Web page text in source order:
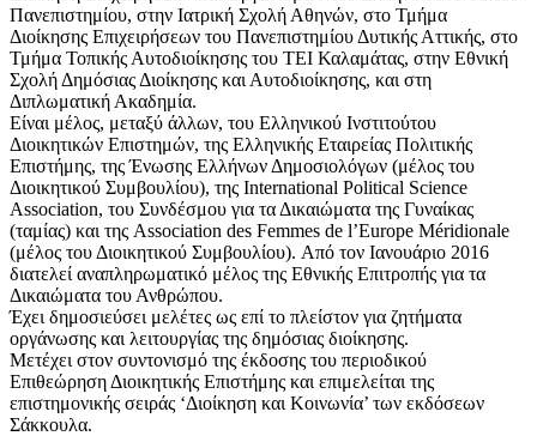
Πανεπιστημίου, στην Ιατρική Σχολή Αθηνών, στο Τμήμα
Διοίκησης Επιχειρήσεων του Πανεπιστημίου Δυτικής Αττικής, στο
Τμήμα Τοπικής Αυτοδιοίκησης του ΤΕΙ Καλαμάτας, στην Εθνική
Σχολή Δημόσιας Διοίκησης και Αυτοδιοίκησης, και στη
Διπλωματική Ακαδημία.
Είναι μέλος, μεταξύ άλλων, του Ελληνικού Ινστιτούτου
Διοικητικών Επιστημών, της Ελληνικής Εταιρείας Πολιτικής
Επιστήμης, της Ένωσης Ελλήνων Δημοσιολόγων (μέλος του
Διοικητικού Συμβουλίου), της International Political Science
Association, του Συνδέσμου για τα Δικαιώματα της Γυναίκας
(ταμίας) και της Association des Femmes de l’Europe Méridionale
(μέλος του Διοικητικού Συμβουλίου). Από τον Ιανουάριο 2016
διατελεί αναπληρωματικό μέλος της Εθνικής Επιτροπής για τα
Δικαιώματα του Ανθρώπου.
Έχει δημοσιεύσει μελέτες ως επί το πλείστον για ζητήματα
οργάνωσης και λειτουργίας της δημόσιας διοίκησης.
Μετέχει στον συντονισμό της έκδοσης του περιοδικού
Επιθεώρηση Διοικητικής Επιστήμης και επιμελείται της
επιστημονικής σειράς ‘Διοίκηση και Κοινωνία’ των εκδόσεων
Σάκκουλα.